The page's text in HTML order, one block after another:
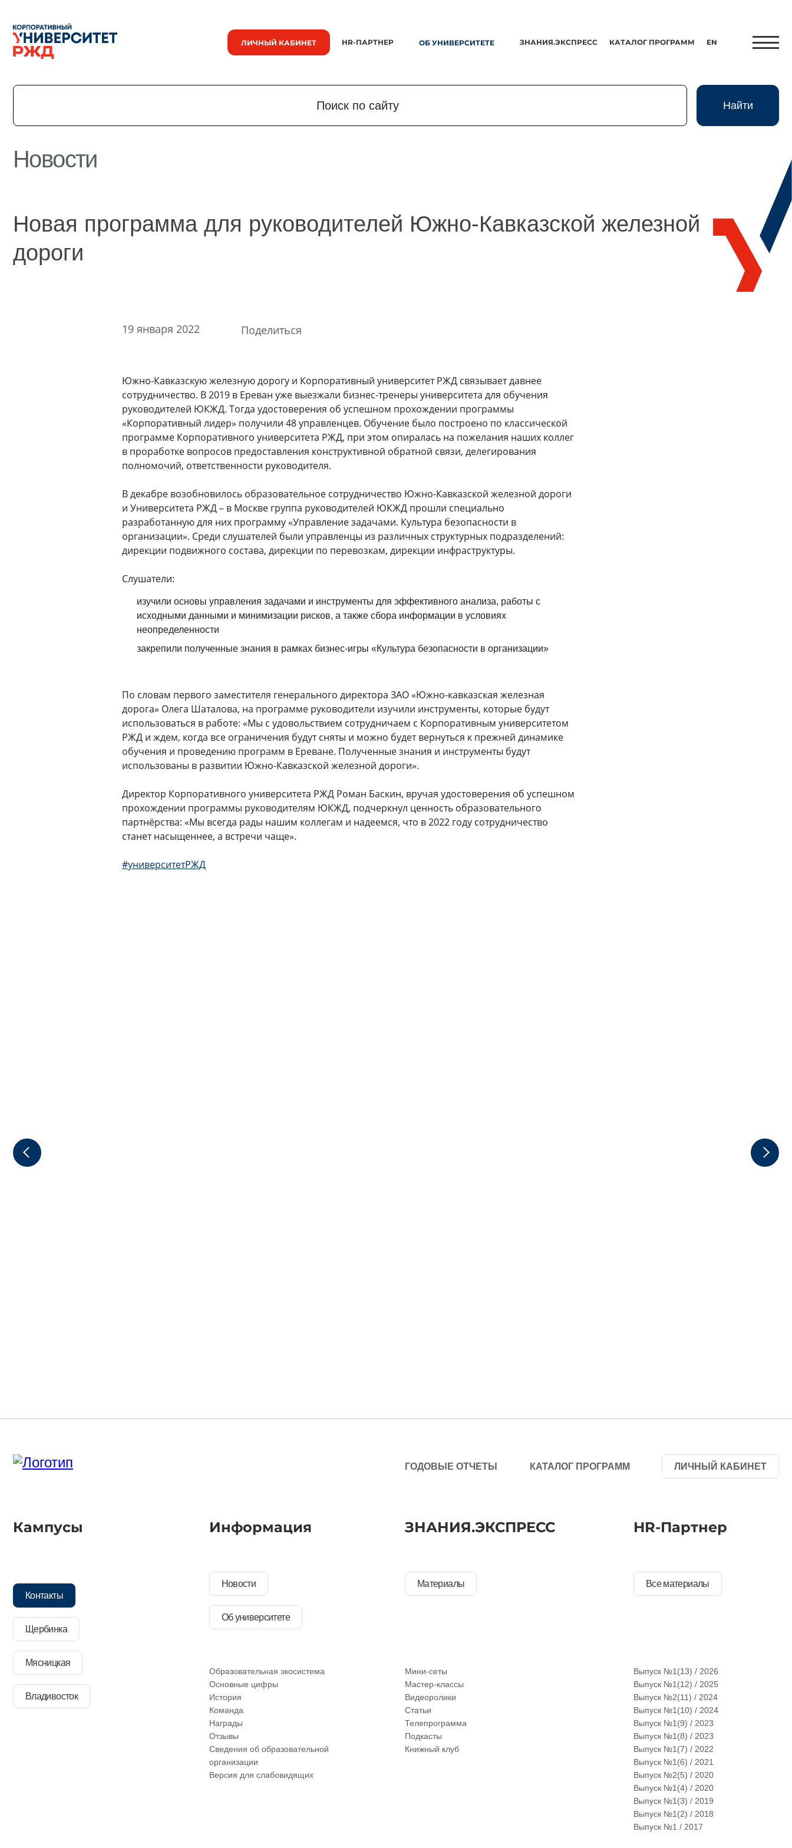
ЛИЧНЫЙ КАБИНЕТ HR-ПАРТНЕР ОБ УНИВЕРСИТЕТЕ ЗНАНИЯ.ЭКСПРЕСС КАТАЛОГ ПРОГРАММ EN
Награды
УНИВЕРмаг
Годовые отчеты
Сообщество внутренних тренеров
Благодарность Президента
Российской Федерации
31 марта 2026
Мастер-класс о железнодорожной
отрасли Узбекистана и
перспективах сотрудничества со
странами БРИКС
30 июля 2026
Завершилось обучение по
программе «Академия управления
движением: инженерный блок»
Поиск по сайту Найти
Новости
Новая программа для руководителей Южно-Кавказской железной
дороги
19 января 2022 Поделиться
Южно-Кавказскую железную дорогу и Корпоративный университет РЖД связывает давнее
сотрудничество. В 2019 в Ереван уже выезжали бизнес-тренеры университета для обучения
руководителей ЮКЖД. Тогда удостоверения об успешном прохождении программы
«Корпоративный лидер» получили 48 управленцев. Обучение было построено по классической
программе Корпоративного университета РЖД, при этом опиралась на пожелания наших коллег
в проработке вопросов предоставления конструктивной обратной связи, делегирования
полномочий, ответственности руководителя.
В декабре возобновилось образовательное сотрудничество Южно-Кавказской железной дороги
и Университета РЖД – в Москве группа руководителей ЮКЖД прошли специально
разработанную для них программу «Управление задачами. Культура безопасности в
организации». Среди слушателей были управленцы из различных структурных подразделений:
дирекции подвижного состава, дирекции по перевозкам, дирекции инфраструктуры.
Слушатели:
изучили основы управления задачами и инструменты для эффективного анализа, работы с
исходными данными и минимизации рисков, а также сбора информации в условиях
неопределенности
закрепили полученные знания в рамках бизнес-игры «Культура безопасности в организации»
По словам первого заместителя генерального директора ЗАО «Южно-кавказская железная
дорога» Олега Шаталова, на программе руководители изучили инструменты, которые будут
использоваться в работе: «Мы с удовольствием сотрудничаем с Корпоративным университетом
РЖД и ждем, когда все ограничения будут сняты и можно будет вернуться к прежней динамике
обучения и проведению программ в Ереване. Полученные знания и инструменты будут
использованы в развитии Южно-Кавказской железной дороги».
Директор Корпоративного университета РЖД Роман Баскин, вручая удостоверения об успешном
прохождении программы руководителям ЮКЖД, подчеркнул ценность образовательного
партнёрства: «Мы всегда рады нашим коллегам и надеемся, что в 2022 году сотрудничество
станет насыщеннее, а встречи чаще».
#университетРЖД
ГОДОВЫЕ ОТЧЕТЫ КАТАЛОГ ПРОГРАММ ЛИЧНЫЙ КАБИНЕТ
Кампусы
Контакты
Щербинка
Мясницкая
Владивосток
Информация
Новости
Об университете
Образовательная экосистема
Основные цифры
История
Команда
Награды
Отзывы
Сведения об образовательной
организации
Версия для слабовидящих
ЗНАНИЯ.ЭКСПРЕСС
Материалы
Мини-сеты
Мастер-классы
Видеоролики
Статьи
Телепрограмма
Подкасты
Книжный клуб
HR-Партнер
Все материалы
Выпуск №1(13) / 2026
Выпуск №1(12) / 2025
Выпуск №2(11) / 2024
Выпуск №1(10) / 2024
Выпуск №1(9) / 2023
Выпуск №1(8) / 2023
Выпуск №1(7) / 2022
Выпуск №1(6) / 2021
Выпуск №2(5) / 2020
Выпуск №1(4) / 2020
Выпуск №1(3) / 2019
Выпуск №1(2) / 2018
Выпуск №1 / 2017